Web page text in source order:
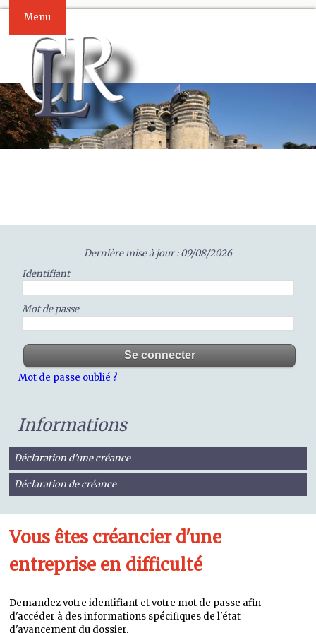
Menu
Dernière mise à jour : 09/08/2026
Identifiant
Mot de passe
Mot de passe oublié ?
Informations
Déclaration d'une créance
Déclaration de créance
Vous êtes créancier d'une
entreprise en difficulté
Demandez votre identifiant et votre mot de passe afin
d'accéder à des informations spécifiques de l'état
d'avancement du dossier.